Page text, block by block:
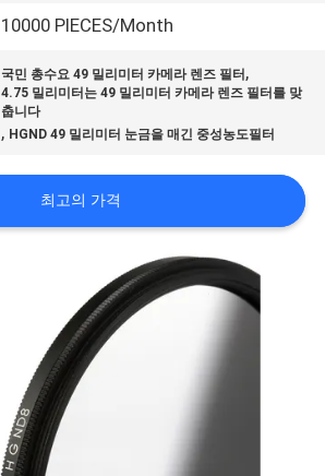
10000 PIECES/Month
국민 총수요 49 밀리미터 카메라 렌즈 필터 ,
4.75 밀리미터는 49 밀리미터 카메라 렌즈 필터를 맞
춥니다
, HGND 49 밀리미터 눈금을 매긴 중성농도필터
최고의 가격